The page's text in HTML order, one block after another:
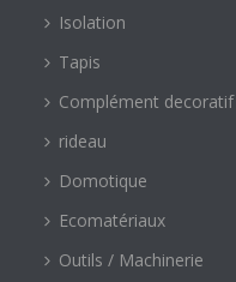
Isolation
Tapis
Complément decoratif
rideau
Domotique
Ecomatériaux
Outils / Machinerie